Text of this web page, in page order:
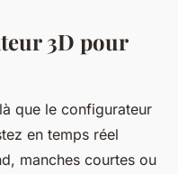
3D pour
que le configurateur
en temps réel
manches courtes ou